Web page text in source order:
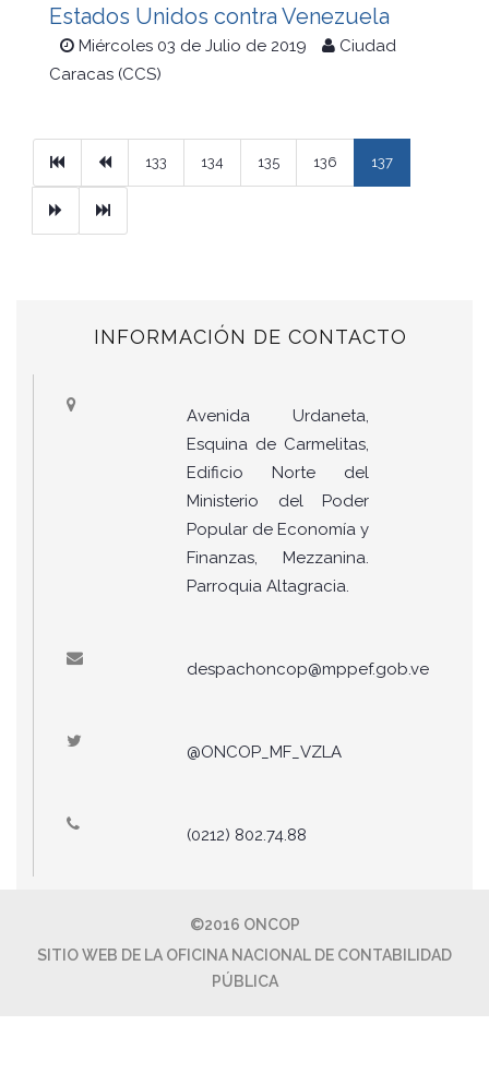
Estados Unidos contra Venezuela
Miércoles 03 de Julio de 2019
Ciudad
Caracas (CCS)
PrimeraPrevious
133 134 135 136 137
Ultimo
INFORMACIÓN DE CONTACTO
Avenida Urdaneta,
Esquina de Carmelitas,
Edificio Norte del
Ministerio del Poder
Popular de Economía y
Finanzas, Mezzanina.
Parroquia Altagracia.
despachoncop@mppef.gob.ve
@ONCOP_MF_VZLA
(0212) 802.74.88
©2016 ONCOP
SITIO WEB DE LA OFICINA NACIONAL DE CONTABILIDAD
PÚBLICA